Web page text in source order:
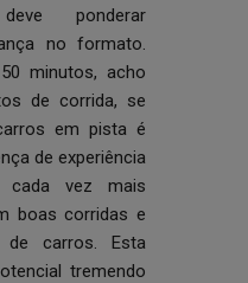
ponderar
no formato.
minutos, acho
de corrida, se
em pista é
de experiência
cada vez mais
boas corridas e
de carros. Esta
tremendo